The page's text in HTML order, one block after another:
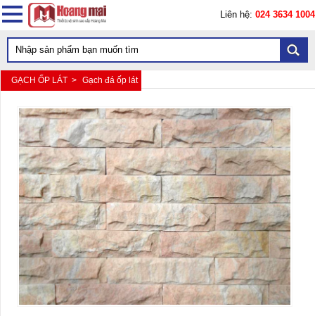
Liên hệ: 024 3634 1004
GẠCH ỐP LÁT > Gạch đá ốp lát